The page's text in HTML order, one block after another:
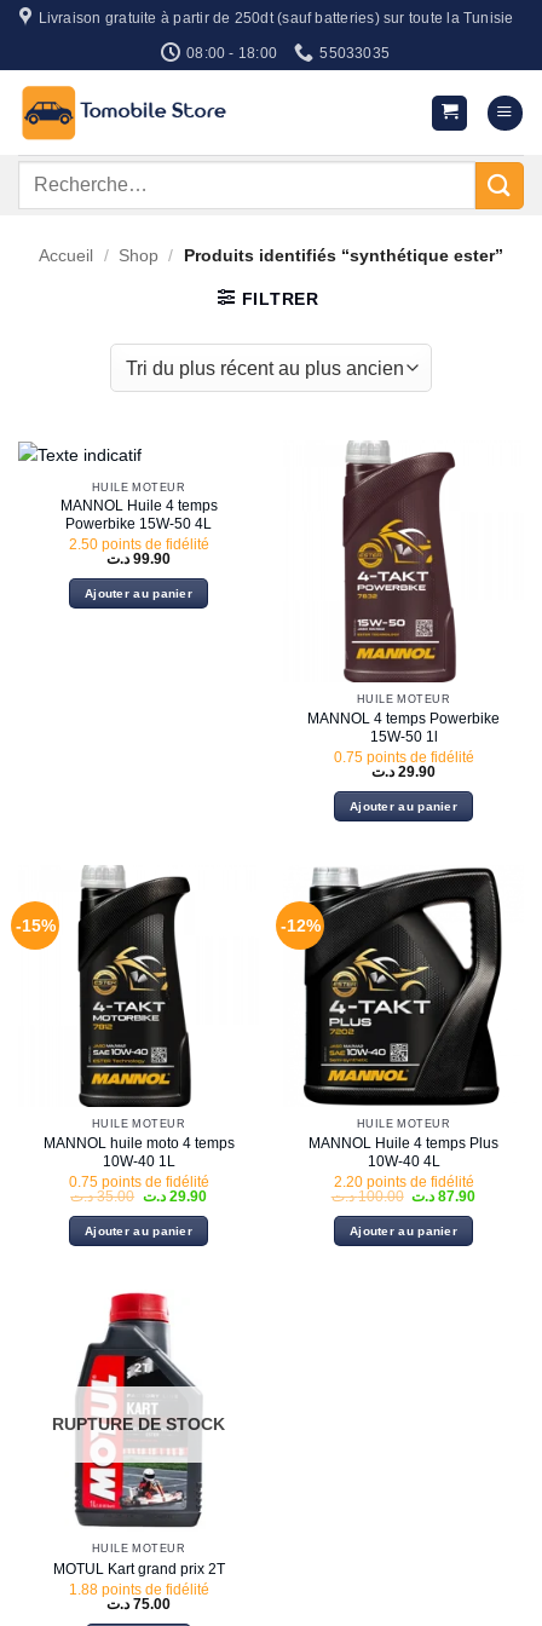
Passer
contenu
Livraison gratuite à partir de 250dt (sauf batteries) sur toute la Tunisie
08:00 - 18:00 55033035
Recherche
Accueil / Shop / Produits identifiés “synthétique ester”
FILTRER
HUILE MOTEUR
MANNOL Huile 4 temps
Powerbike 15W-50 4L
2.50 points de fidélité
99.90 د.ت
Ajouter au panier
HUILE MOTEUR
MANNOL 4 temps Powerbike
15W-50 1l
0.75 points de fidélité
29.90 د.ت
Ajouter au panier
-15%
HUILE MOTEUR
MANNOL huile moto 4 temps
10W-40 1L
0.75 points de fidélité
35.00 د.ت
Le
initial
était :
29.90 د.ت
Le
actuel
est :
Ajouter au panier
-12%
HUILE MOTEUR
MANNOL Huile 4 temps Plus
10W-40 4L
2.20 points de fidélité
100.00 د.ت
Le
initial
était :
87.90 د.ت
Le
Ajouter au panier
RUPTURE DE STOCK
HUILE MOTEUR
MOTUL Kart grand prix 2T
1.88 points de fidélité
75.00 د.ت